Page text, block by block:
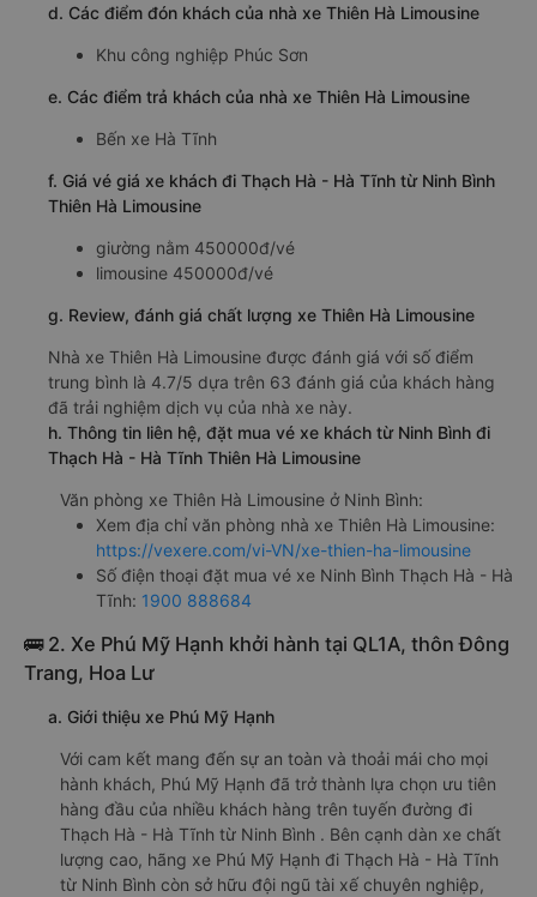
d. Các điểm đón khách của nhà xe Thiên Hà Limousine
Khu công nghiệp Phúc Sơn
e. Các điểm trả khách của nhà xe Thiên Hà Limousine
Bến xe Hà Tĩnh
f. Giá vé giá xe khách đi Thạch Hà - Hà Tĩnh từ Ninh Bình
Thiên Hà Limousine
giường nằm 450000đ/vé
limousine 450000đ/vé
g. Review, đánh giá chất lượng xe Thiên Hà Limousine
Nhà xe Thiên Hà Limousine được đánh giá với số điểm
trung bình là 4.7/5 dựa trên 63 đánh giá của khách hàng
đã trải nghiệm dịch vụ của nhà xe này.
h. Thông tin liên hệ, đặt mua vé xe khách từ Ninh Bình đi
Thạch Hà - Hà Tĩnh Thiên Hà Limousine
Văn phòng xe Thiên Hà Limousine ở Ninh Bình:
Xem địa chỉ văn phòng nhà xe Thiên Hà Limousine:
https://vexere.com/vi-VN/xe-thien-ha-limousine
Số điện thoại đặt mua vé xe Ninh Bình Thạch Hà - Hà
Tĩnh: 1900 888684
🚌 2. Xe Phú Mỹ Hạnh khởi hành tại QL1A, thôn Đông
Trang, Hoa Lư
a. Giới thiệu xe Phú Mỹ Hạnh
Với cam kết mang đến sự an toàn và thoải mái cho mọi
hành khách, Phú Mỹ Hạnh đã trở thành lựa chọn ưu tiên
hàng đầu của nhiều khách hàng trên tuyến đường đi
Thạch Hà - Hà Tĩnh từ Ninh Bình . Bên cạnh dàn xe chất
lượng cao, hãng xe Phú Mỹ Hạnh đi Thạch Hà - Hà Tĩnh
từ Ninh Bình còn sở hữu đội ngũ tài xế chuyên nghiệp,